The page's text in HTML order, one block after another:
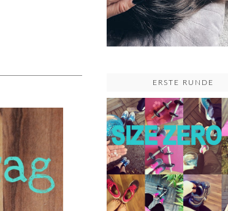
ERSTE RUNDE